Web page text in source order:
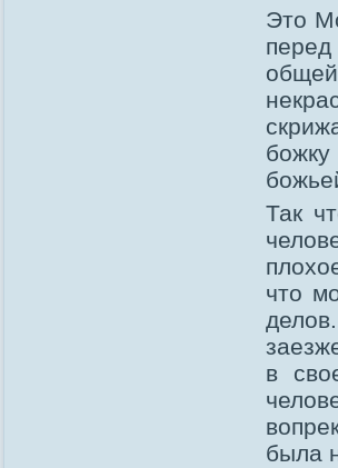
Это
Так
что
в
была